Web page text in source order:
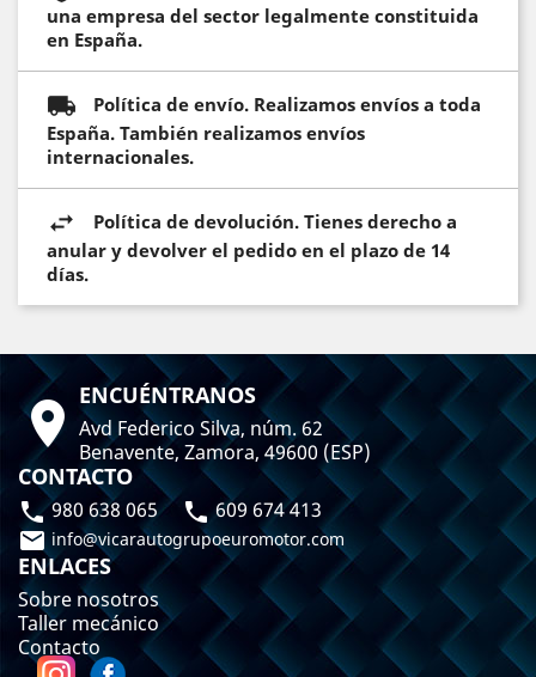
una empresa del sector legalmente constituida
en España.
Política de envío. Realizamos envíos a toda
España. También realizamos envíos
internacionales.
Política de devolución. Tienes derecho a
anular y devolver el pedido en el plazo de 14
días.
 ENCUÉNTRANOS
Avd Federico Silva, núm. 62
Benavente, Zamora, 49600 (ESP)
CONTACTO
980 638 065  609 674 413
 info@vicarautogrupoeuromotor.com
ENLACES
Sobre nosotros
Taller mecánico
Contacto